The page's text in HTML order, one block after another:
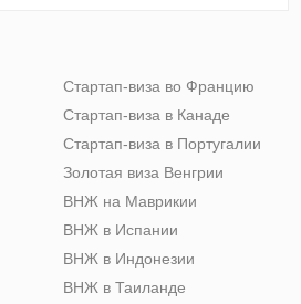
Стартап-виза во Францию
Стартап-виза в Канаде
Стартап-виза в Португалии
Золотая виза Венгрии
ВНЖ на Маврикии
ВНЖ в Испании
ВНЖ в Индонезии
ВНЖ в Таиланде